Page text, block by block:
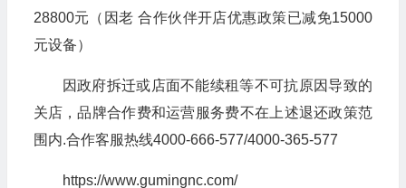
28800元（因老 合作伙伴开店优惠政策已减免15000
元设备）
因政府拆迁或店面不能续租等不可抗原因导致的
关店，品牌合作费和运营服务费不在上述退还政策范
围内.合作客服热线4000-666-577/4000-365-577
https://www.gumingnc.com/